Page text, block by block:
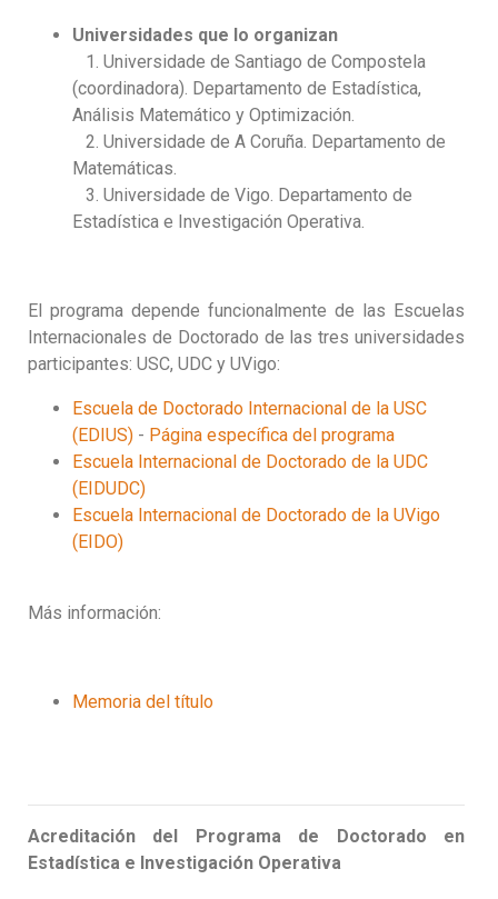
Universidades que lo organizan
1. Universidade de Santiago de Compostela
(coordinadora). Departamento de Estadística,
Análisis Matemático y Optimización.
2. Universidade de A Coruña. Departamento de
Matemáticas.
3. Universidade de Vigo. Departamento de
Estadística e Investigación Operativa.
El programa depende funcionalmente de las Escuelas
Internacionales de Doctorado de las tres universidades
participantes: USC, UDC y UVigo:
Escuela de Doctorado Internacional de la USC
(EDIUS) - Página específica del programa
Escuela Internacional de Doctorado de la UDC
(EIDUDC)
Escuela Internacional de Doctorado de la UVigo
(EIDO)
Más información:
Memoria del título
Acreditación del Programa de Doctorado en
Estadística e Investigación Operativa